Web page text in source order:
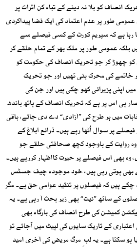
انصاف کو بلا نہ دینے کے تباہ کن اثرات پر
طور پر عدم اعتماد کی ایک فضا پیداکردی
رہا ہے کہ سپریم کورٹ کے کسی فیصلے سے
عمومی طور پر ملک بھر کے تمام حلقے کر
کو چھوڑ کر جو تحریک انصاف کی حکومت کو
خاتمے کی محرک بنی تھیں اور جو تحریک
اپنی پزیرائی کھو چکی ہیں اور جن کی
ہی اس پر ہے کہ تحریک انصاف کے ہاتھ باندھ
میں ہر طرح کی ”آزادی“ دے دی جائے، باقی
پر سوال اُٹھا رہے ہیں۔ ذرائع ابلاغ کے
روایت کے باوجود کچھ صحافتی حلقے جو
بھی اس فیصلے پر حیرت کااظہار کررہے ہیں۔
بھی ہوتی رہی ہیں، خود موجودہ چیف جسٹس
ہیں کہ فیصلوں پر تنقید عوامی حق ہے۔ مگر
کے ساتھ ”نیت“ بھی زیر بحث آ رہی ہے۔ یہ
کمیشن کی طرح انصاف کی بارگاہ بھی
کے تاریک سایوں کی لپیٹ میں آجائے تو
ہو سکتا ہے۔ یہ لب ِ مرگ مریض کی آخری امید